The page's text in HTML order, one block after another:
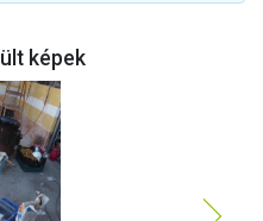
képek